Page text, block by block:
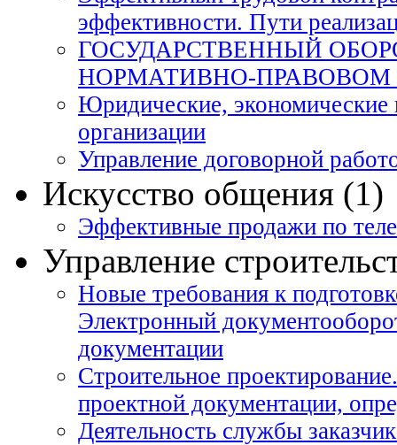
эффективности. Пути
ГОСУДАРСТВЕННЫЙ
НОРМАТИВНО-ПРАВОВОМ
Юридические, экономические
организации
Управление договорной
Искусство общения (1)
Эффективные продажи по
Управление
Новые требования к
Электронный
документации
Строительное
проектной документации,
Деятельность службы